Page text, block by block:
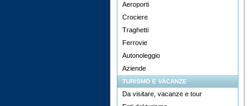
Aeroporti
Crociere
Traghetti
Ferrovie
Autonoleggio
Aziende
TURISMO E VACANZE
Da visitare, vacanze e tour